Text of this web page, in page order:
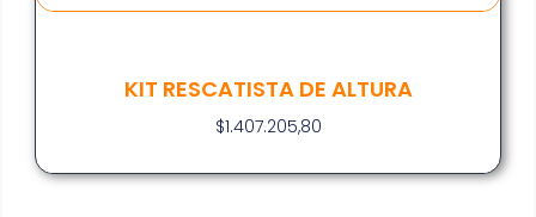
KIT RESCATISTA DE ALTURA
$1.407.205,80